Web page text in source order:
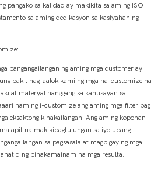
pangako sa kalidad ay makikita sa aming ISO
sa aming dedikasyon sa kasiyahan ng
pangangailangan ng aming mga customer ay
bakit nag-aalok kami ng mga na-customize na
at materyal hanggang sa kahusayan sa
naming i-customize ang aming mga filter bag
eksaktong kinakailangan. Ang aming koponan
na makikipagtulungan sa iyo upang
sa pagsasala at magbigay ng mga
ng pinakamainam na mga resulta.